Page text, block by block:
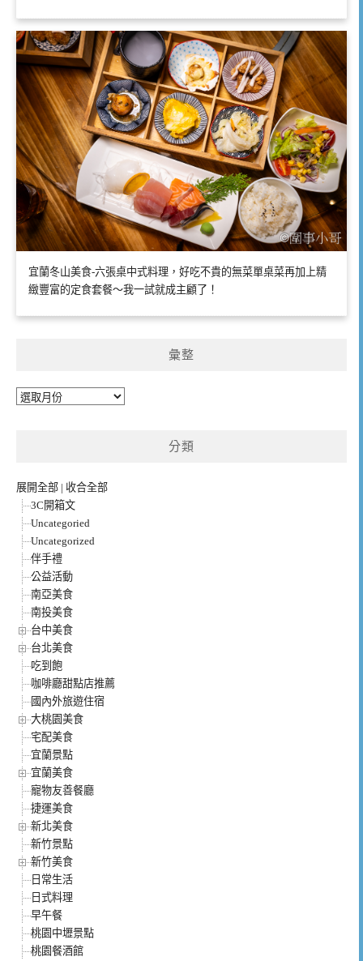
宜蘭冬山美食-六張桌中式料理，好吃不貴的無菜單桌菜再加上精
緻豐富的定食套餐～我一試就成主顧了！
彙整
彙
分類
展開全部 | 收合全部
3C開箱文
Uncategoried
Uncategorized
伴手禮
公益活動
南亞美食
南投美食
台中美食
台北美食
吃到飽
咖啡廳甜點店推薦
國內外旅遊住宿
大桃園美食
宅配美食
宜蘭景點
宜蘭美食
寵物友善餐廳
捷運美食
新北美食
新竹景點
新竹美食
日常生活
日式料理
早午餐
桃園中壢景點
桃園餐酒館